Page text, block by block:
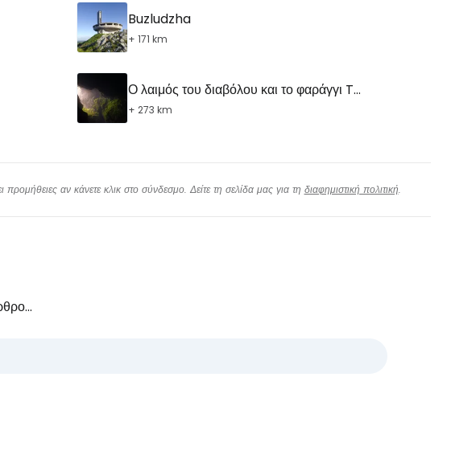
Buzludzha
+ 171 km
Ο λαιμός του διαβόλου και το φαράγγι Trigrad
+ 273 km
αν κάνετε κλικ στο σύνδεσμο. Δείτε τη σελίδα μας για τη διαφημιστική πολιτική.
Συνεχίστε με email